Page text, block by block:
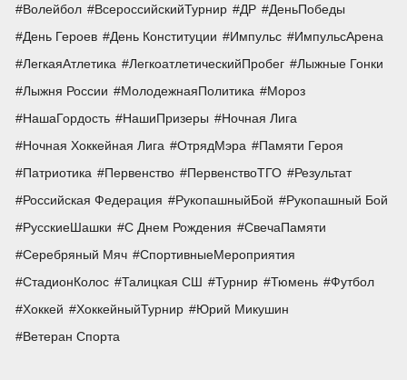
Волейбол
ВсероссийскийТурнир ДР
ДеньПобеды
День Героев
День Конституции Импульс
ИмпульсАрена
ЛегкаяАтлетика
ЛегкоатлетическийПробег
Лыжные Гонки
Лыжня России
МолодежнаяПолитика
Мороз
НашаГордость
НашиПризеры
Ночная Лига
Ночная Хоккейная Лига
ОтрядМэра
Памяти Героя
Патриотика
Первенство ПервенствоТГО
Результат
Российская Федерация
РукопашныйБой
Рукопашный Бой
РусскиеШашки
С Днем Рождения
СвечаПамяти
Серебряный Мяч
СпортивныеМероприятия
СтадионКолос
Талицкая СШ Турнир Тюмень
Футбол
Хоккей
ХоккейныйТурнир
Юрий Микушин
Ветеран Спорта